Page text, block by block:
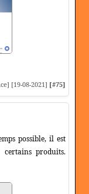
[19-08-2021] [#75]
possible, il est
produits.